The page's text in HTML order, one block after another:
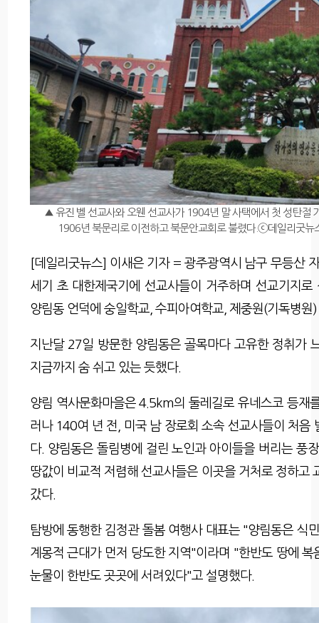
▲ 유진 벨 선교사와 오웬 선교사가 1904년 말 사택에서 첫 성탄절
1906년 북문리로 이전하고 북문안교회로 불렸다.ⓒ데일리굿뉴
[데일리굿뉴스] 이새은 기자 = 광주광역시 남구 무등산
세기 초 대한제국기에 선교사들이 거주하며 선교기지
양림동 언덕에 숭일학교, 수피아여학교, 제중원(기독병
지난달 27일 방문한 양림동은 골목마다 고유한 정취가
지금까지 숨 쉬고 있는 듯했다.
양림 역사문화마을은 4.5km의 둘레길로 유네스코 등재
러나 140여 년 전, 미국 남 장로회 소속 선교사들이 처음
다. 양림동은 돌림병에 걸린 노인과 아이들을 버리는 풍
땅값이 비교적 저렴해 선교사들은 이곳을 거처로 정하고
갔다.
탐방에 동행한 김정관 돌봄 여행사 대표는 "양림동은 식
계몽적 근대가 먼저 당도한 지역"이라며 "한반도 땅에
눈물이 한반도 곳곳에 서려있다"고 설명했다.